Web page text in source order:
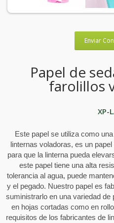
Enviar
Papel de
farolillos
XP-
Este papel se utiliza como
linternas voladoras, es un
para que la linterna pueda
este papel tiene una alta
tolerancia al agua, puede
y el pegado. Nuestro papel es
suministrarlo en una variedad
en hojas cortadas como en
requisitos de los fabricantes de